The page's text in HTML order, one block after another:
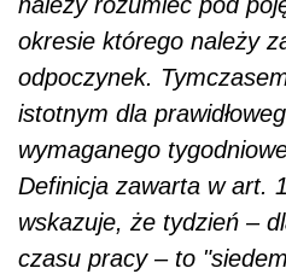
należy rozumieć pod
okresie którego należy
odpoczynek.
istotnym dla
wymaganego
Definicja zawarta w art.
wskazuje, że tydzień –
czasu pracy – to